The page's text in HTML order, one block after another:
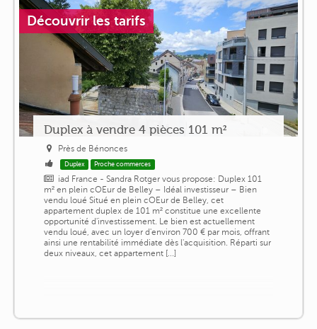
Découvrir les tarifs
Duplex à vendre 4 pièces 101 m²
Près de Bénonces
Duplex Proche commerces
iad France - Sandra Rotger vous propose: Duplex 101
m² en plein cOEur de Belley – Idéal investisseur – Bien
vendu loué Situé en plein cOEur de Belley, cet
appartement duplex de 101 m² constitue une excellente
opportunité d'investissement. Le bien est actuellement
vendu loué, avec un loyer d'environ 700 € par mois, offrant
ainsi une rentabilité immédiate dès l'acquisition. Réparti sur
deux niveaux, cet appartement [...]